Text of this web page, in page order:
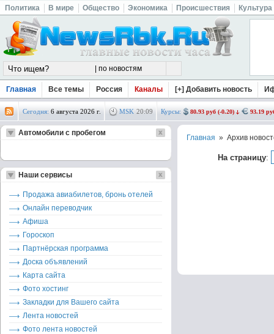
Политика В мире Общество Экономика Происшествия Культура
Главная Все темы Россия Каналы [+] Добавить новость
Сегодня: 6 августа 2026 г. MSK 20:09 Курсы: 80.93 руб (-0.20) 93.19
Главная » Архив
На страницу:
Автомобили с пробегом
Наши сервисы
Продажа авиабилетов, бронь отелей
Онлайн переводчик
Афиша
Гороскоп
Партнёрская программа
Доска объявлений
Карта сайта
Фото хостинг
Закладки для Вашего сайта
Лента новостей
Фото лента новостей